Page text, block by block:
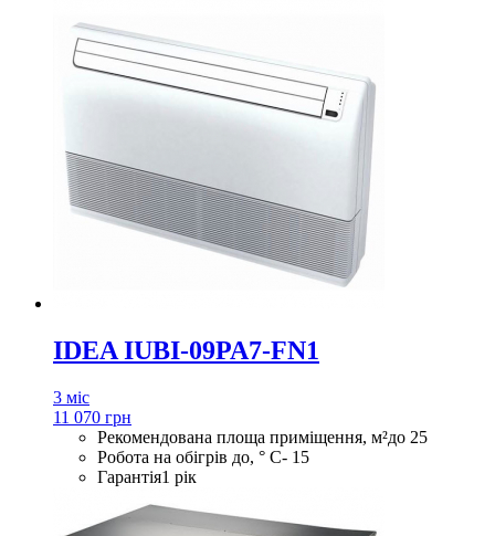
IDEA IUBI-09PA7-FN1
3 міс
11 070 грн
Рекомендована площа приміщення, м²до 25
Робота на обігрів до, ° С- 15
Гарантія1 рік